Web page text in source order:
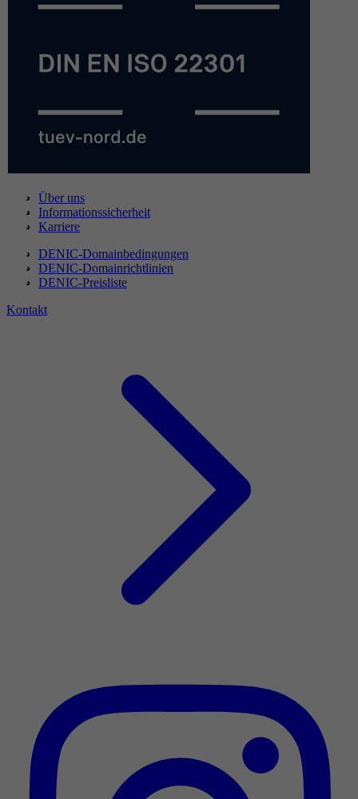
Über uns
Informationssicherheit
Karriere
DENIC-Domainbedingungen
DENIC-Domainrichtlinien
DENIC-Preisliste
Kontakt